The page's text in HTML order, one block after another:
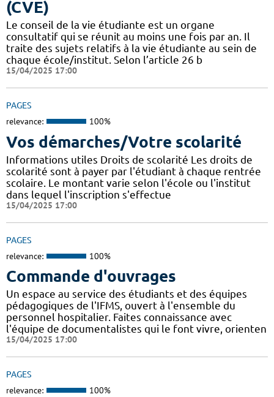
(CVE)
Le conseil de la vie étudiante est un organe
consultatif qui se réunit au moins une fois par an. Il
traite des sujets relatifs à la vie étudiante au sein de
chaque école/institut. Selon l’article 26 b
15/04/2025 17:00
PAGES
relevance: 100%
Vos démarches/Votre scolarité
Informations utiles Droits de scolarité Les droits de
scolarité sont à payer par l'étudiant à chaque rentrée
scolaire. Le montant varie selon l'école ou l'institut
dans lequel l'inscription s'effectue
15/04/2025 17:00
PAGES
relevance: 100%
Commande d'ouvrages
Un espace au service des étudiants et des équipes
pédagogiques de l'IFMS, ouvert à l'ensemble du
personnel hospitalier. Faites connaissance avec
l'équipe de documentalistes qui le font vivre, orienten
15/04/2025 17:00
PAGES
relevance: 100%